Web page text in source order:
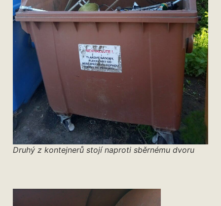
Druhý z kontejnerů stojí naproti sběrnému dvoru